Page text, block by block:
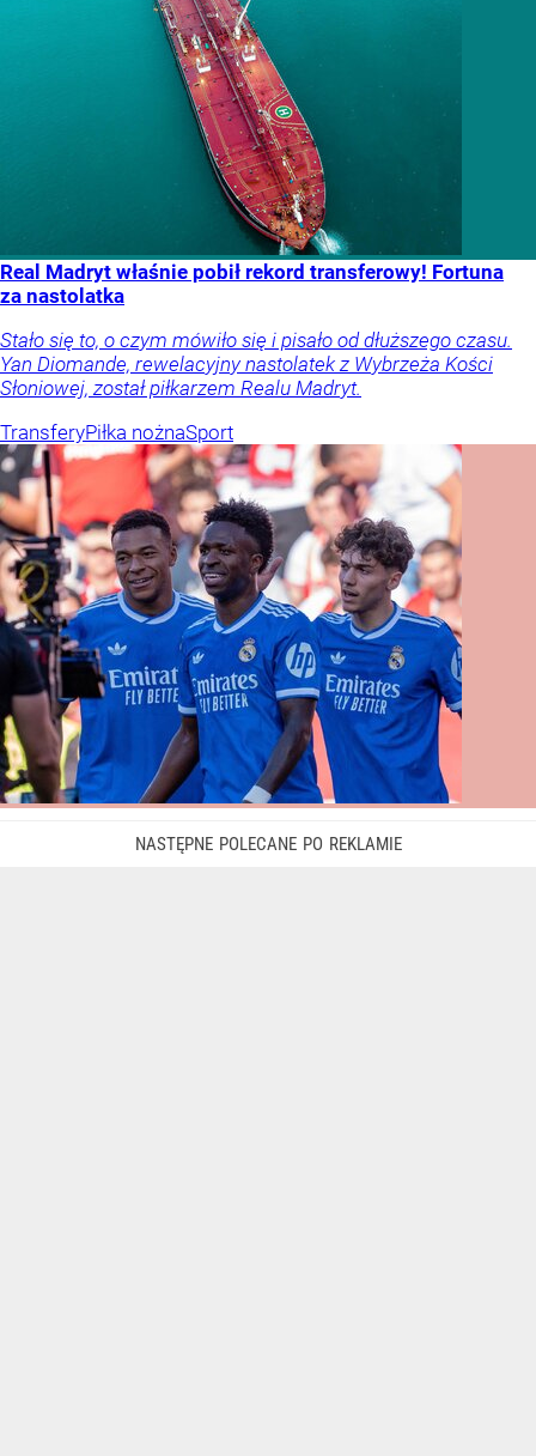
Real Madryt właśnie pobił rekord transferowy! Fortuna
za nastolatka
Stało się to, o czym mówiło się i pisało od dłuższego czasu.
Yan Diomande, rewelacyjny nastolatek z Wybrzeża Kości
Słoniowej, został piłkarzem Realu Madryt.
TransferyPiłka nożnaSport